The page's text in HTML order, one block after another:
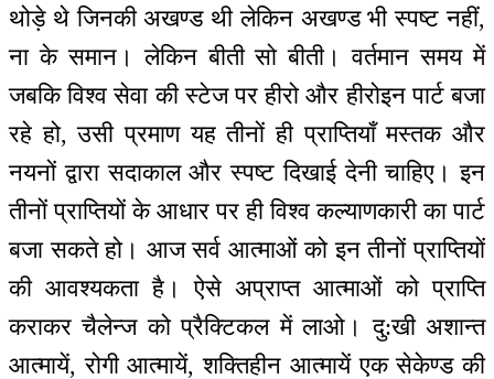
थोड़े थे जिनकी अखण्ड थी लेकिन अखण्ड भी स्पष्ट नहीं,
ना के समान। लेकिन बीती सो बीती। वर्तमान समय में
जबकि विश्व सेवा की स्टेज पर हीरो और हीरोइन पार्ट बजा
रहे हो, उसी प्रमाण यह तीनों ही प्राप्तियाँ मस्तक और
नयनों द्वारा सदाकाल और स्पष्ट दिखाई देनी चाहिए। इन
तीनों प्राप्तियों के आधार पर ही विश्व कल्याणकारी का पार्ट
बजा सकते हो। आज सर्व आत्माओं को इन तीनों प्राप्तियों
की आवश्यकता है। ऐसे अप्राप्त आत्माओं को प्राप्ति
कराकर चैलेन्ज को प्रैक्टिकल में लाओ। दु:खी अशान्त
आत्मायें, रोगी आत्मायें, शक्तिहीन आत्मायें एक सेकेण्ड की